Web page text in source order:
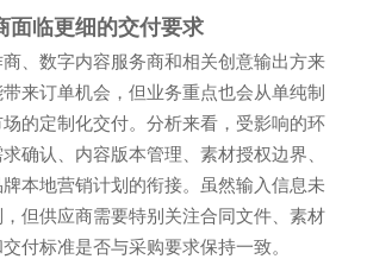
面临更细的交付要求
、数字内容服务商和相关创意输出方来
来订单机会，但业务重点也会从单纯制
的定制化交付。分析来看，受影响的环
确认、内容版本管理、素材授权边界、
本地营销计划的衔接。虽然输入信息未
但供应商需要特别关注合同文件、素材
付标准是否与采购要求保持一致。